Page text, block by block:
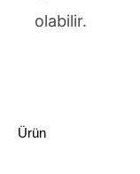
olabilir.
Ürün